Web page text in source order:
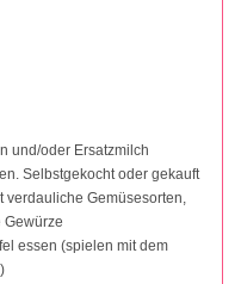
und/oder Ersatzmilch
Selbstgekocht oder gekauft
Gemüsesorten,
Gewürze
essen (spielen mit dem